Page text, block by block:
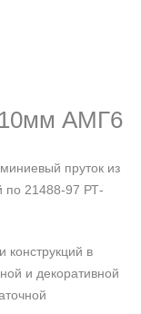
АМГ6
пруток из
по 21488-97 РТ-
конструкций в
и декоративной